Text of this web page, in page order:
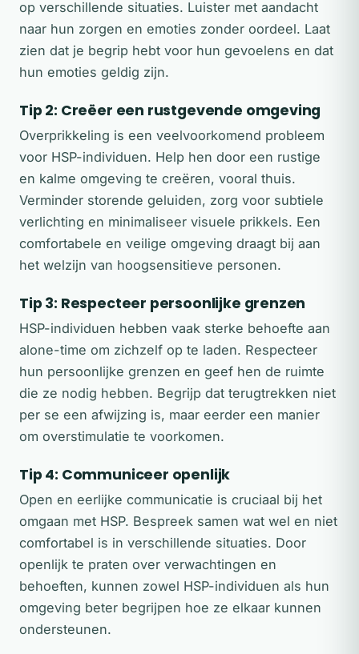
op verschillende situaties. Luister met aandacht
naar hun zorgen en emoties zonder oordeel. Laat
zien dat je begrip hebt voor hun gevoelens en dat
hun emoties geldig zijn.
Tip 2: Creëer een rustgevende omgeving
Overprikkeling is een veelvoorkomend probleem
voor HSP-individuen. Help hen door een rustige
en kalme omgeving te creëren, vooral thuis.
Verminder storende geluiden, zorg voor subtiele
verlichting en minimaliseer visuele prikkels. Een
comfortabele en veilige omgeving draagt bij aan
het welzijn van hoogsensitieve personen.
Tip 3: Respecteer persoonlijke grenzen
HSP-individuen hebben vaak sterke behoefte aan
alone-time om zichzelf op te laden. Respecteer
hun persoonlijke grenzen en geef hen de ruimte
die ze nodig hebben. Begrijp dat terugtrekken niet
per se een afwijzing is, maar eerder een manier
om overstimulatie te voorkomen.
Tip 4: Communiceer openlijk
Open en eerlijke communicatie is cruciaal bij het
omgaan met HSP. Bespreek samen wat wel en niet
comfortabel is in verschillende situaties. Door
openlijk te praten over verwachtingen en
behoeften, kunnen zowel HSP-individuen als hun
omgeving beter begrijpen hoe ze elkaar kunnen
ondersteunen.